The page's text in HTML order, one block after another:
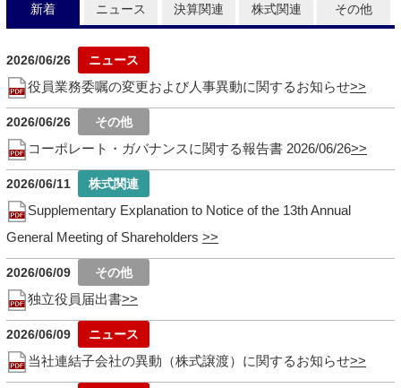
新着 ニュース 決算関連 株式関連 その他
2026/06/26
役員業務委嘱の変更および人事異動に関するお知らせ
2026/06/26
コーポレート・ガバナンスに関する報告書 2026/06/26
2026/06/11
Supplementary Explanation to Notice of the 13th Annual
General Meeting of Shareholders
2026/06/09
独立役員届出書
2026/06/09
当社連結子会社の異動（株式譲渡）に関するお知らせ